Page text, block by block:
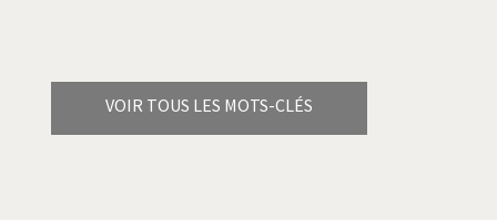
VOIR TOUS LES MOTS-CLÉS